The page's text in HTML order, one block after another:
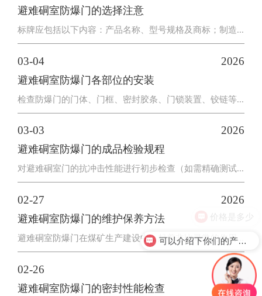
避难硐室防爆门的选择注意
标牌应包括以下内容：产品名称、型号规格及商标；制造...
03-04 2026
避难硐室防爆门各部位的安装
检查防爆门的门体、门框、密封胶条、门锁装置、铰链等...
03-03 2026
避难硐室防爆门的成品检验规程
对避难硐室门的抗冲击性能进行初步检查（如需精确测试...
02-27 2026
避难硐室防爆门的维护保养方法
避难硐室防爆门在煤矿生产建设中，起着非比寻常的作用...
02-26 2026
避难硐室防爆门的密封性能检查
可以介绍下你们的产品么？
价格是多少